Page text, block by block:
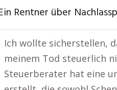
Rentner über
Ich wollte sicherstellen,
meinem Tod steuerlich
Steuerberater hat eine